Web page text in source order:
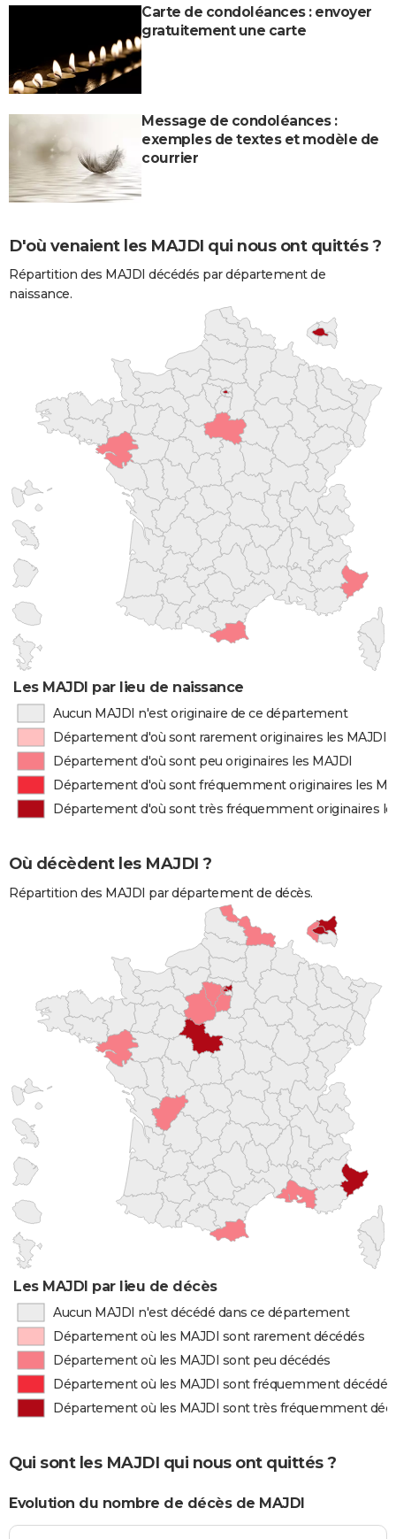
Carte de condoléances : envoyer
gratuitement une carte
Message de condoléances :
exemples de textes et modèle de
courrier
D'où venaient les MAJDI qui nous ont quittés ?
Répartition des MAJDI décédés par département de
naissance.
Les MAJDI par lieu de naissance
Aucun MAJDI n'est originaire de ce département
Département d'où sont rarement originaires les MAJDI
Département d'où sont peu originaires les MAJDI
Département d'où sont fréquemment originaires les
Département d'où sont très fréquemment originaires
Où décèdent les MAJDI ?
Répartition des MAJDI par département de décès.
Les MAJDI par lieu de décès
Aucun MAJDI n'est décédé dans ce département
Département où les MAJDI sont rarement décédés
Département où les MAJDI sont peu décédés
Département où les MAJDI sont fréquemment décédés
Département où les MAJDI sont très fréquemment
Qui sont les MAJDI qui nous ont quittés ?
Evolution du nombre de décès de MAJDI